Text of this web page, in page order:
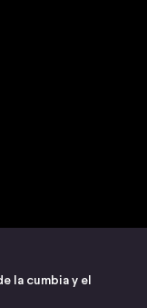
la cumbia y el